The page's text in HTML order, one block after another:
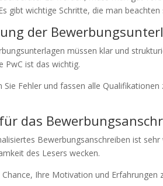
gibt wichtige Schritte, die man beachten
der
müssen klar und
PwC ist das wichtig.
Sie Fehler und fassen alle
das
Bewerbungsanschreiben ist
des Lesers wecken.
Chance, Ihre Motivation und